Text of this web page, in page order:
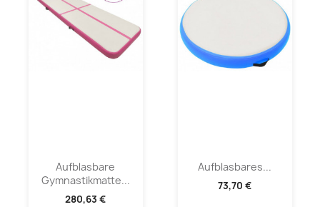
Aufblasbare
Gymnastikmatte...
280,63 €
Aufblasbares...
73,70 €